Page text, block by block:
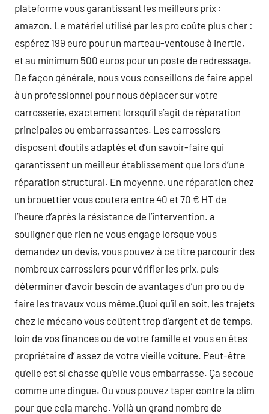
plateforme vous garantissant les meilleurs prix :
amazon. Le matériel utilisé par les pro coûte plus cher :
espérez 199 euro pour un marteau-ventouse à inertie,
et au minimum 500 euros pour un poste de redressage.
De façon générale, nous vous conseillons de faire appel
à un professionnel pour nous déplacer sur votre
carrosserie, exactement lorsqu’il s’agit de réparation
principales ou embarrassantes. Les carrossiers
disposent d’outils adaptés et d’un savoir-faire qui
garantissent un meilleur établissement que lors d’une
réparation structural. En moyenne, une réparation chez
un brouettier vous coutera entre 40 et 70 € HT de
l’heure d’après la résistance de l’intervention. a
souligner que rien ne vous engage lorsque vous
demandez un devis, vous pouvez à ce titre parcourir des
nombreux carrossiers pour vérifier les prix, puis
déterminer d’avoir besoin de avantages d’un pro ou de
faire les travaux vous même.Quoi qu’il en soit, les trajets
chez le mécano vous coûtent trop d’argent et de temps,
loin de vos finances ou de votre famille et vous en êtes
propriétaire d’ assez de votre vieille voiture. Peut-être
qu’elle est si chasse qu’elle vous embarrasse. Ça secoue
comme une dingue. Ou vous pouvez taper contre la clim
pour que cela marche. Voilà un grand nombre de